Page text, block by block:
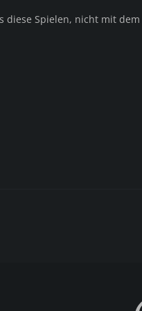
diese Spielen, nicht mit dem